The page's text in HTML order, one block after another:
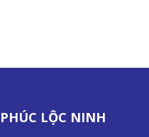
LỘC NINH